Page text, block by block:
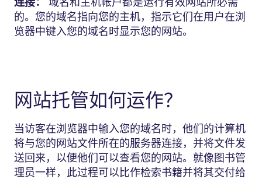
连接：
域名和主机帐户都是运行有效网站所必需
的。您的域名指向您的主机，指示它们在用户在浏
览器中键入您的域名时显示您的网站。
网站托管如何运作？
当访客在浏览器中输入您的域名时，他们的计算机
将与您的网站文件所在的服务器连接，并将文件发
送回来，以便他们可以查看您的网站。就像图书管
理员一样，此过程可以比作检索书籍并将其交付给